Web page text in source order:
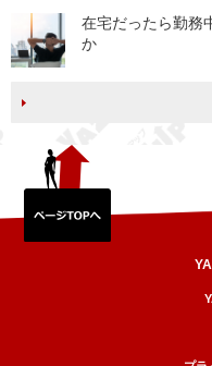
在宅だったら勤務
か